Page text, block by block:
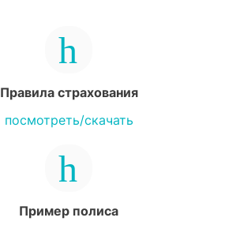
Правила страхования
посмотреть/скачать
Пример полиса